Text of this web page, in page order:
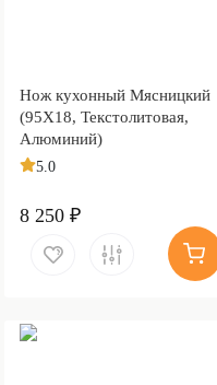
Нож кухонный Мясницкий
(95Х18, Текстолитовая,
Алюминий)
5.0
8 250 ₽